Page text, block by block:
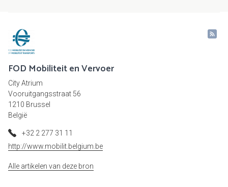
FOD Mobiliteit en Vervoer
City Atrium
Vooruitgangsstraat 56
1210 Brussel
België
+32 2 277 31 11
http://www.mobilit.belgium.be
Alle artikelen van deze bron